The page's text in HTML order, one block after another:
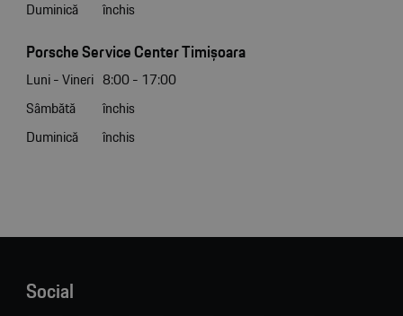
Duminică
închis
Porsche Service Center Timișoara
Luni - Vineri 8:00 - 17:00
Sâmbătă
închis
Duminică
închis
Social